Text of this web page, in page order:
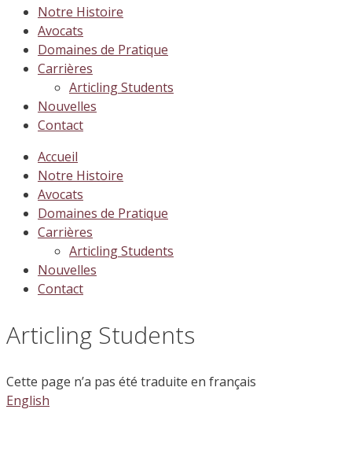
Notre Histoire
Avocats
Domaines de Pratique
Carrières
Articling Students
Nouvelles
Contact
Accueil
Notre Histoire
Avocats
Domaines de Pratique
Carrières
Articling Students
Nouvelles
Contact
Articling Students
Cette page n’a pas été traduite en français
English